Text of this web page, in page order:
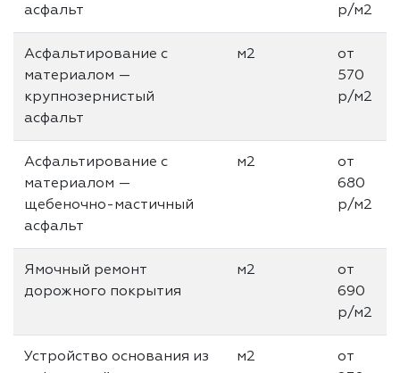
асфальт
р/м2
Асфальтирование с
материалом —
крупнозернистый
асфальт
м2
от
570
р/м2
Асфальтирование с
материалом —
щебеночно-мастичный
асфальт
м2
от
680
р/м2
Ямочный ремонт
дорожного покрытия
м2
от
690
р/м2
Устройство основания из
м2
от